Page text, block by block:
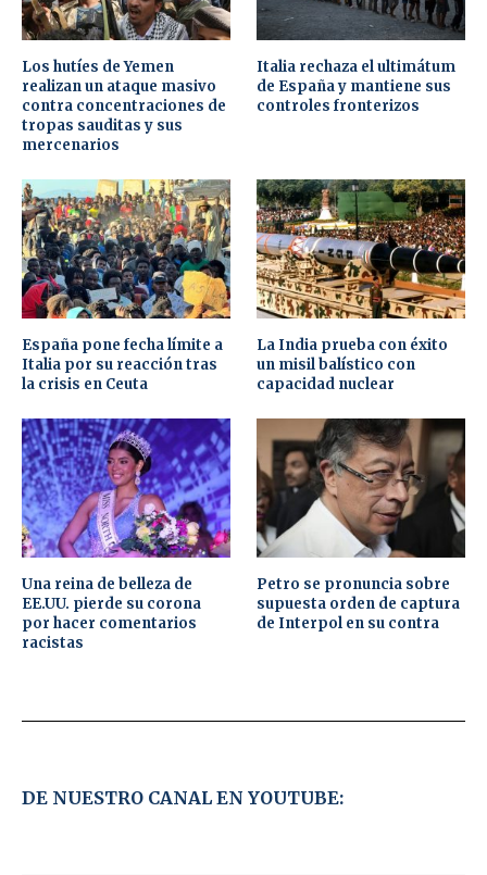
Los hutíes de Yemen
realizan un ataque masivo
contra concentraciones de
tropas sauditas y sus
mercenarios
Italia rechaza el ultimátum
de España y mantiene sus
controles fronterizos
España pone fecha límite a
Italia por su reacción tras
la crisis en Ceuta
La India prueba con éxito
un misil balístico con
capacidad nuclear
Una reina de belleza de
EE.UU. pierde su corona
por hacer comentarios
racistas
Petro se pronuncia sobre
supuesta orden de captura
de Interpol en su contra
DE NUESTRO CANAL EN YOUTUBE: